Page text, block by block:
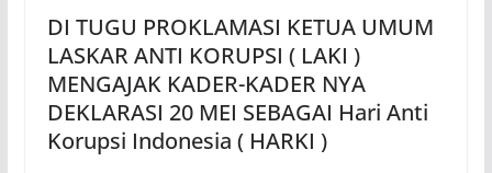
DI TUGU PROKLAMASI KETUA UMUM
LASKAR ANTI KORUPSI ( LAKI )
MENGAJAK KADER-KADER NYA
DEKLARASI 20 MEI SEBAGAI Hari Anti
Korupsi Indonesia ( HARKI )